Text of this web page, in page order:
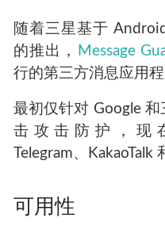
随着三星基于
的推出，
Message
行的第三方消息应用程
最初仅针对 Google
击攻击防护，现
Telegram、KakaoTalk
可用性